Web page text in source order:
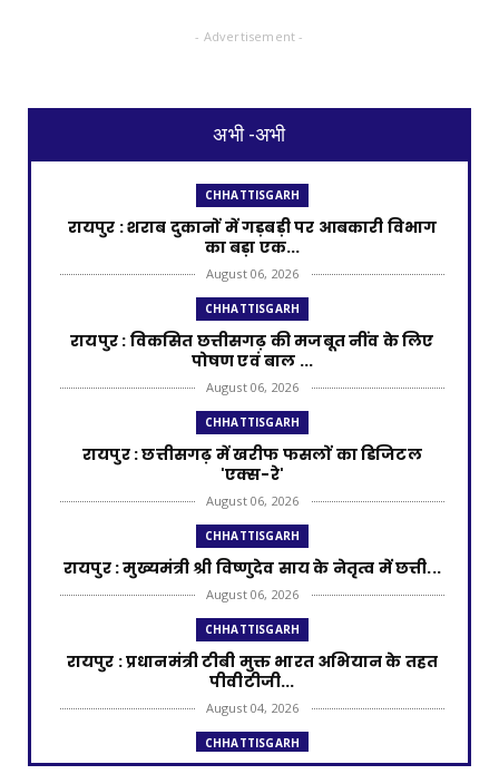
- Advertisement -
अभी -अभी
CHHATTISGARH
रायपुर : शराब दुकानों में गड़बड़ी पर आबकारी विभाग
का बड़ा एक...
August 06, 2026
CHHATTISGARH
रायपुर : विकसित छत्तीसगढ़ की मजबूत नींव के लिए
पोषण एवं बाल ...
August 06, 2026
CHHATTISGARH
​रायपुर : ​छत्तीसगढ़ में खरीफ फसलों का डिजिटल
'एक्स-रे'
August 06, 2026
CHHATTISGARH
रायपुर : मुख्यमंत्री श्री विष्णुदेव साय के नेतृत्व में छत्ती...
August 06, 2026
CHHATTISGARH
रायपुर : प्रधानमंत्री टीबी मुक्त भारत अभियान के तहत
पीवीटीजी...
August 04, 2026
CHHATTISGARH